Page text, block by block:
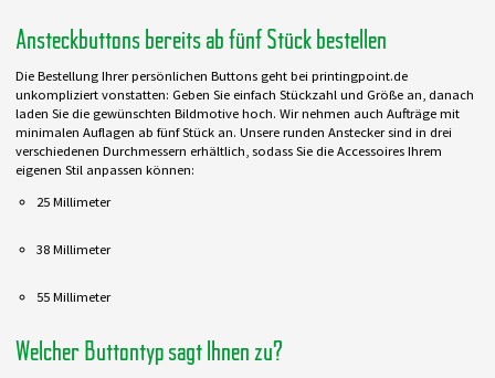
Ansteckbuttons bereits ab fünf Stück bestellen
Die Bestellung Ihrer persönlichen Buttons geht bei printingpoint.de
unkompliziert vonstatten: Geben Sie einfach Stückzahl und Größe an, danach
laden Sie die gewünschten Bildmotive hoch. Wir nehmen auch Aufträge mit
minimalen Auflagen ab fünf Stück an. Unsere runden Anstecker sind in drei
verschiedenen Durchmessern erhältlich, sodass Sie die Accessoires Ihrem
eigenen Stil anpassen können:
25 Millimeter
38 Millimeter
55 Millimeter
Welcher Buttontyp sagt Ihnen zu?